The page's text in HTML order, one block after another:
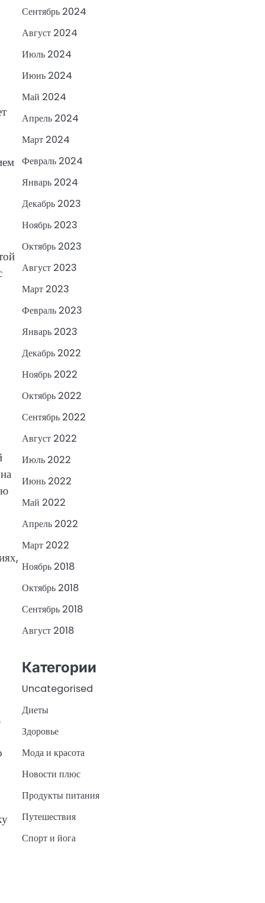
Сентябрь 2024
Август 2024
Июль 2024
Июнь 2024
Май 2024
Апрель 2024
Март 2024
Февраль 2024
Январь 2024
Декабрь 2023
Ноябрь 2023
Октябрь 2023
Август 2023
Март 2023
Февраль 2023
Январь 2023
Декабрь 2022
Ноябрь 2022
Октябрь 2022
Сентябрь 2022
Август 2022
Июль 2022
Июнь 2022
Май 2022
Апрель 2022
Март 2022
Ноябрь 2018
Октябрь 2018
Сентябрь 2018
Август 2018
Категории
Uncategorised
Диеты
Здоровье
Мода и красота
Новости плюс
Продукты питания
Путешествия
Спорт и йога